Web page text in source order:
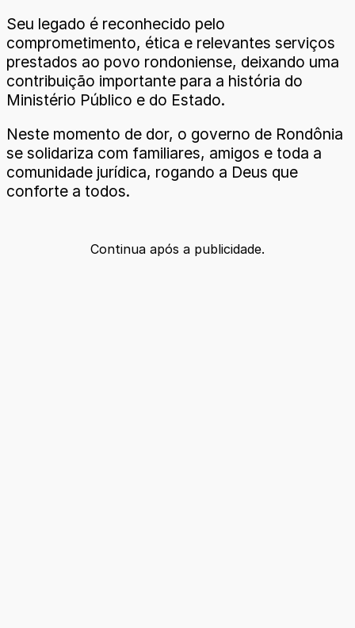
Seu legado é reconhecido pelo
comprometimento, ética e relevantes serviços
prestados ao povo rondoniense, deixando uma
contribuição importante para a história do
Ministério Público e do Estado.
Neste momento de dor, o governo de Rondônia
se solidariza com familiares, amigos e toda a
comunidade jurídica, rogando a Deus que
conforte a todos.
Continua após a publicidade.